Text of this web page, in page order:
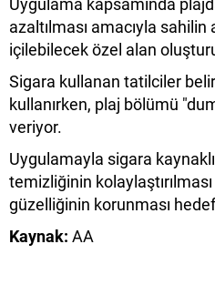
Uygulama kapsamında
azaltılması amacıyla
içilebilecek özel alan
Sigara kullanan tatilciler
kullanırken, plaj bölümü
veriyor.
Uygulamayla sigara kaynaklı
temizliğinin
güzelliğinin korunması
Kaynak: AA